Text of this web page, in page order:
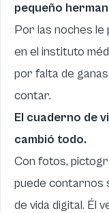
pequeño
Por las noches le
en el instituto
por falta de
contar.
El cuaderno de
cambió todo.
Con fotos,
puede contarnos
de vida digital. Él